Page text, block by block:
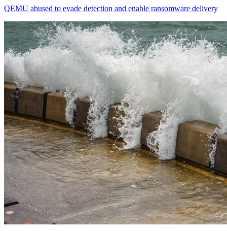
QEMU abused to evade detection and enable ransomware delivery